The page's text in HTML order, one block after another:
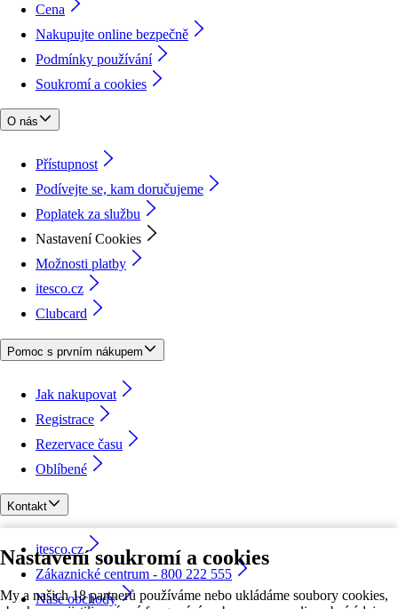
Nastavení soukromí a cookies
My a našich 18 partnerů používáme nebo ukládáme soubory cookies,
Cena
Nakupujte online bezpečně
Podmínky používání
Soukromí a cookies
O nás
Přístupnost
Podívejte se, kam doručujeme
Poplatek za službu
Nastavení Cookies
Možnosti platby
itesco.cz
Clubcard
Pomoc s prvním nákupem
Jak nakupovat
Registrace
Rezervace času
Oblíbené
Kontakt
itesco.cz
Zákaznické centrum - 800 222 555
Naše obchody